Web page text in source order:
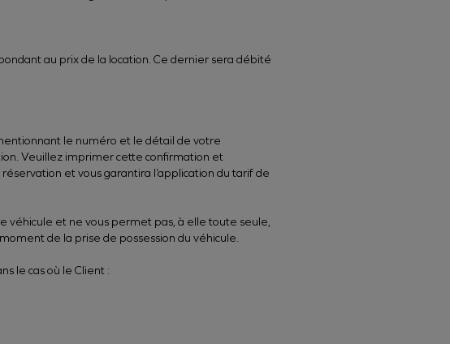
au prix de la location. Ce dernier sera débité
le numéro et le détail de votre
Veuillez imprimer cette confirmation et
et vous garantira l’application du tarif de
véhicule et ne vous permet pas, à elle toute seule,
de la prise de possession du véhicule.
le cas où le Client :